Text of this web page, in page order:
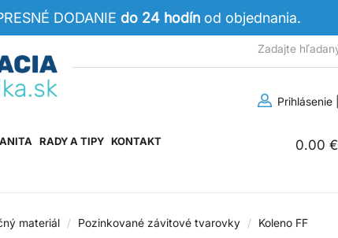
DODANIE do 24 hodín od objednania.
Prihlásenie
0.00 €
RADY A TIPY KONTAKT
materiál Pozinkované závitové tvarovky Koleno FF